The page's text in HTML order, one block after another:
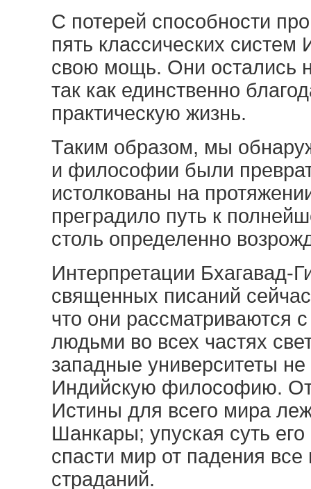
С потерей способности
пять классических
свою мощь. Они остались
так как единственно
практическую жизнь.
Таким образом, мы
и философии были
истолкованы на
преградило путь к
столь определенно
Интерпретации Бхагавад-
священных писаний
что они рассматриваются
людьми во всех частях
западные университеты
Индийскую философию.
Истины для всего мира
Шанкары; упуская суть
спасти мир от падения
страданий.